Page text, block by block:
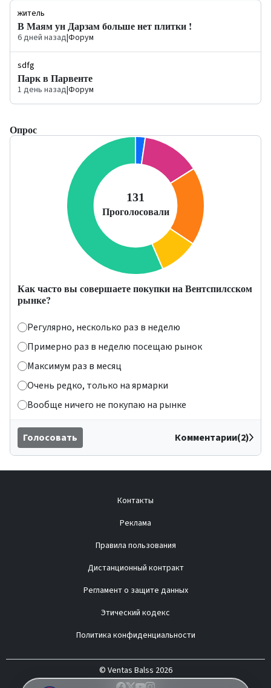
житель
В Маям ун Дарзам больше нет плитки !
6 дней назад|Форум
sdfg
Парк в Парвенте
1 день назад|Форум
Опрос
Как часто вы совершаете покупки на Вентспилсском
рынке?
Регулярно, несколько раз в неделю
Примерно раз в неделю посещаю рынок
Максимум раз в месяц
Очень редко, только на ярмарки
Вообще ничего не покупаю на рынке
Голосовать Комментарии(2)
Контакты
Реклама
Правила пользования
Дистанционный контракт
Регламент о защите данных
Этический кодекс
Политика конфиденциальности
© Ventas Balss 2026